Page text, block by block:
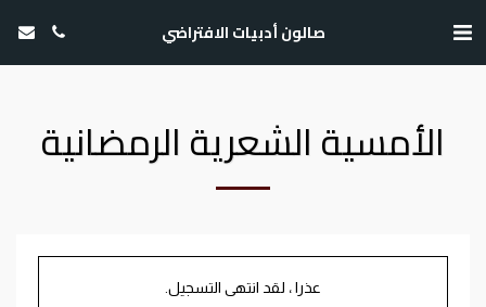
صالون أدبيات الافتراضي
الأمسية الشعرية الرمضانية
عذرا ، لقد انتهى التسجيل.